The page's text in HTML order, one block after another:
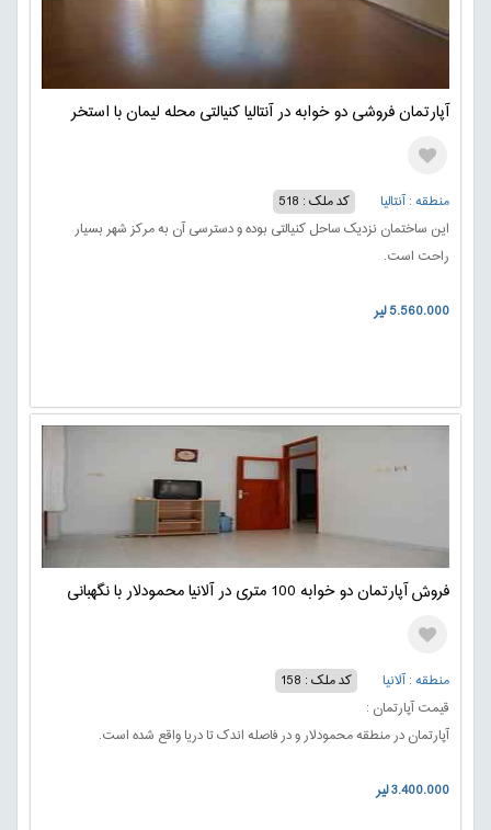
آپارتمان فروشی دو خوابه در آنتالیا کنیالتی محله لیمان با استخر
منطقه : آنتالیا
کد ملک : 518
این ساختمان نزدیک ساحل کنیالتی بوده و دسترسی آن به مرکز شهر بسیار
راحت است.
5.560.000 لیر
فروش آپارتمان دو خوابه 100 متری در آلانیا محمودلار با نگهبانی
منطقه : آلانیا
کد ملک : 158
قیمت آپارتمان :
آپارتمان در منطقه محمودلار و در فاصله اندک تا دریا واقع شده است.
3.400.000 لیر